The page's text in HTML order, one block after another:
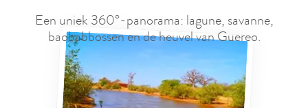
Een uniek 360°-panorama: lagune, savanne,
baobabbossen en de heuvel van Guereo.